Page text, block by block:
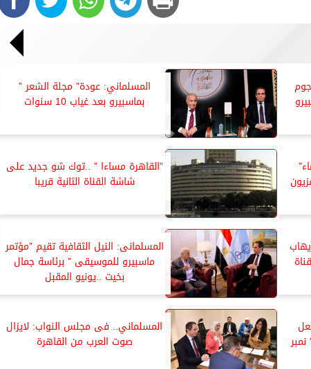
المسلماني: عودة” مجلة الشعر ”
بماسبيرو بعد غياب 10 سنوات
”القاهرة مساءا ” ..توك شو جديد على
شاشة القناة الثانية قريبا
المسلمانى: النيل الثقافية تقيم ”مؤتمر
ماسبيرو للموسيقى ” برئاسة جمال
بخيت ..يونيو المقبل
المسلماني.. فى مجلس النواب: لايزال
صوت العرب من القاهرة